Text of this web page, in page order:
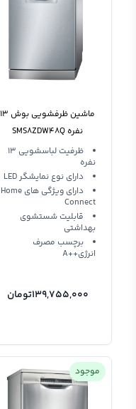
ماشین ظرفشویی بوش 13
نفره SMS8ZDW48Q
ظرفیت لباسشویی 13
نفره
دارای نوع نمایشگر LED
دارای ویژگی های Home
Connect
قابلیت شستشوی
بهداشتی
برچسب مصرف
انرژی++A
139,755,000تومان
موجود